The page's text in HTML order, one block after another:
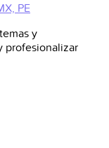
PE
y
profesionalizar